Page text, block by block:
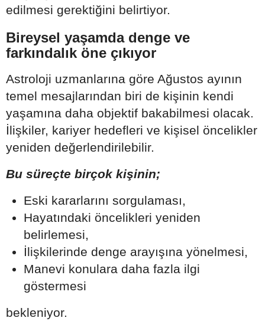
edilmesi gerektiğini belirtiyor.
Bireysel yaşamda denge ve
farkındalık öne çıkıyor
Astroloji uzmanlarına göre Ağustos ayının
temel mesajlarından biri de kişinin kendi
yaşamına daha objektif bakabilmesi olacak.
İlişkiler, kariyer hedefleri ve kişisel öncelikler
yeniden değerlendirilebilir.
Bu süreçte birçok kişinin;
Eski kararlarını sorgulaması,
Hayatındaki öncelikleri yeniden
belirlemesi,
İlişkilerinde denge arayışına yönelmesi,
Manevi konulara daha fazla ilgi
göstermesi
bekleniyor.